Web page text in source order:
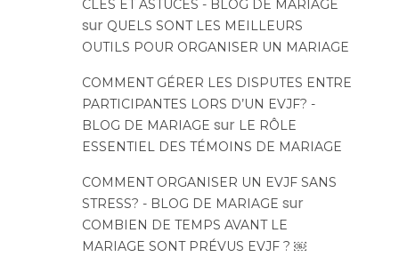
CLÉS ET ASTUCES - BLOG DE MARIAGE
sur QUELS SONT LES MEILLEURS
OUTILS POUR ORGANISER UN MARIAGE
COMMENT GÉRER LES DISPUTES ENTRE
PARTICIPANTES LORS D’UN EVJF? -
BLOG DE MARIAGE sur LE RÔLE
ESSENTIEL DES TÉMOINS DE MARIAGE
COMMENT ORGANISER UN EVJF SANS
STRESS? - BLOG DE MARIAGE sur
COMBIEN DE TEMPS AVANT LE
MARIAGE SONT PRÉVUS EVJF ? ￼